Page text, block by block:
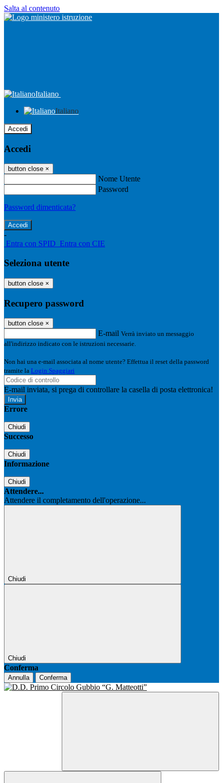
Salta al contenuto
Italiano
Italiano
Accedi
Accedi
button close ×
Nome Utente
Password
Password dimenticata?
-
Entra con SPID Entra con CIE
Seleziona utente
button close ×
Recupero password
button close ×
E-mail Verrà inviato un messaggio
all'indirizzo indicato con le istruzioni necessarie.
Non hai una e-mail associata al nome utente? Effettua il reset della password
tramite la Login Spaggiari
E-mail inviata, si prega di controllare la casella di posta elettronica!
Errore
Chiudi
Successo
Chiudi
Informazione
Chiudi
Attendere...
Attendere il completamento dell'operazione...
Chiudi
Chiudi
Conferma
Annulla Conferma